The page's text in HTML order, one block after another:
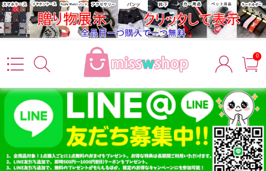
0